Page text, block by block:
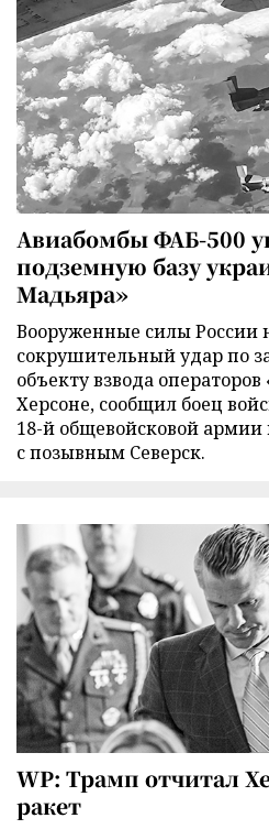
Авиабомбы ФАБ-500
подземную базу
Мадьяра»
Вооруженные силы России
сокрушительный удар по
объекту взвода
Херсоне, сообщил боец
18-й общевойсковой
с позывным Северск.
WP: Трамп отчитал
ракет